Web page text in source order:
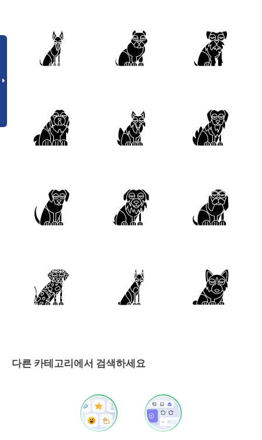
다른 카테고리에서 검색하세요